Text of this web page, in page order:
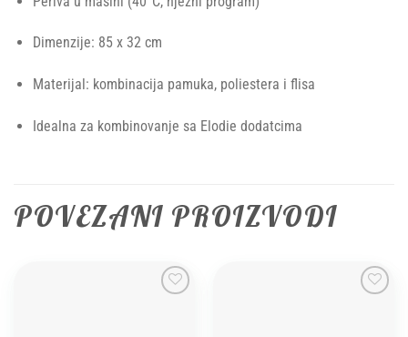
Dimenzije: 85 x 32 cm
Materijal: kombinacija pamuka, poliestera i flisa
Idealna za kombinovanje sa Elodie dodatcima
POVEZANI PROIZVODI